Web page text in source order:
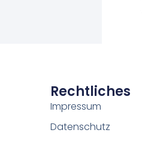
Rechtliches
Impressum
Datenschutz